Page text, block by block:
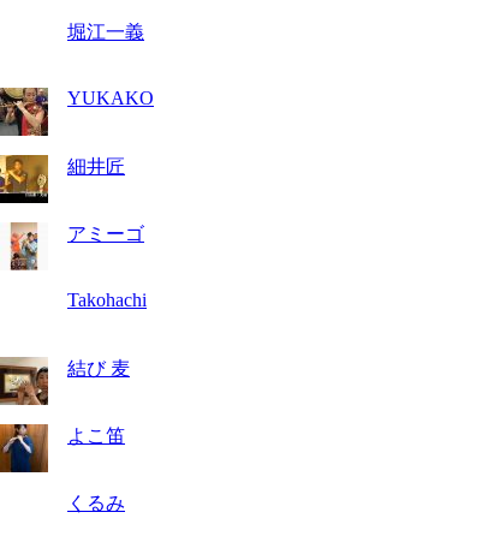
堀江一義
YUKAKO
細井匠
アミーゴ
Takohachi
結び 麦
よこ笛
くるみ